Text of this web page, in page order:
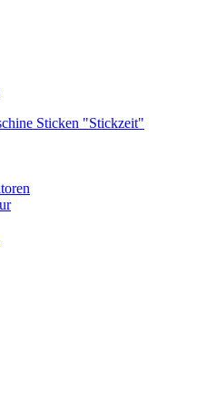
Sticken "Stickzeit"